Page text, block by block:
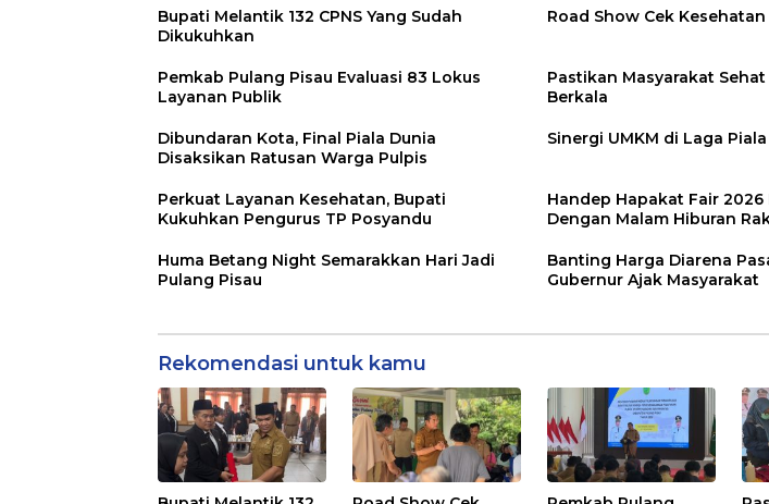
Bupati Melantik 132 CPNS Yang Sudah
Dikukuhkan
Road Show Cek Kesehatan
Pemkab Pulang Pisau Evaluasi 83 Lokus
Layanan Publik
Pastikan Masyarakat Sehat
Berkala
Dibundaran Kota, Final Piala Dunia
Disaksikan Ratusan Warga Pulpis
Sinergi UMKM di Laga
Perkuat Layanan Kesehatan, Bupati
Kukuhkan Pengurus TP Posyandu
Handep Hapakat Fair 2026
Dengan Malam Hiburan
Huma Betang Night Semarakkan Hari Jadi
Pulang Pisau
Banting Harga Diarena
Gubernur Ajak Masyarakat
Rekomendasi untuk kamu